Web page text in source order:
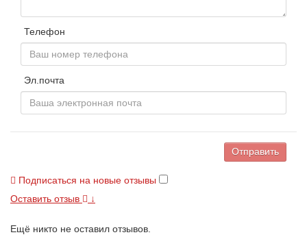
Телефон
Эл.почта
Отправить
Подписаться на новые отзывы
Оставить отзыв
↓
Ещё никто не оставил отзывов.